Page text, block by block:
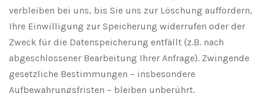
verbleiben bei uns, bis Sie uns zur Löschung auffordern,
Ihre Einwilligung zur Speicherung widerrufen oder der
Zweck für die Datenspeicherung entfällt (z.B. nach
abgeschlossener Bearbeitung Ihrer Anfrage). Zwingende
gesetzliche Bestimmungen – insbesondere
Aufbewahrungsfristen – bleiben unberührt.